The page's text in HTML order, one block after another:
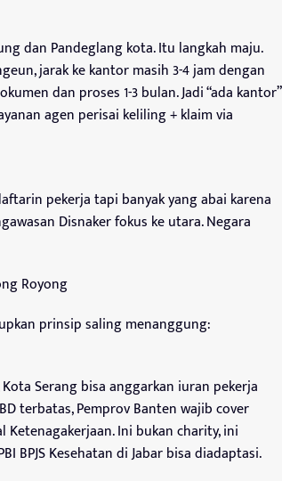
dan Pandeglang kota. Itu langkah maju.
jarak ke kantor masih 3-4 jam dengan
dan proses 1-3 bulan. Jadi “ada kantor”
agen perisai keliling + klaim via
pekerja tapi banyak yang abai karena
Disnaker fokus ke utara. Negara
Royong
prinsip saling menanggung:
Serang bisa anggarkan iuran pekerja
terbatas, Pemprov Banten wajib cover
Ketenagakerjaan. Ini bukan charity, ini
BPJS Kesehatan di Jabar bisa diadaptasi.